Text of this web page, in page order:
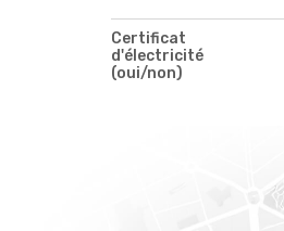
Certificat
d'électricité
(oui/non)